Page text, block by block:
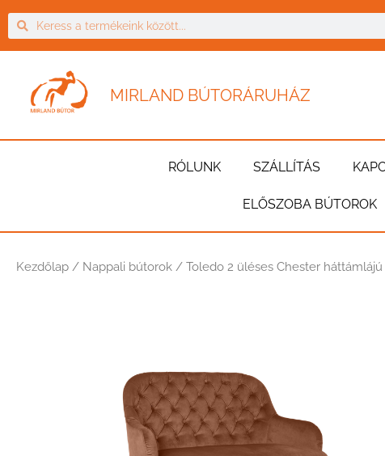
MIRLAND BÚTORÁRUHÁZ
RÓLUNK SZÁLLÍTÁS
ELŐSZOBA BÚTOROK
Kezdőlap / Nappali bútorok / Toledo 2 üléses Chester háttámlájú